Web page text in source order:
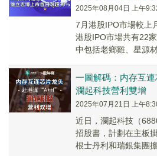
2025年08月04日 上午
7月港股IPO市場較上
港股IPO市場共有22
中包括老鄉雞、星源
一圖解碼：内存互連
瀾起科技營利雙增
2025年07月21日 上午
近日，瀾起科技（
招股書，計劃在主板
根士丹利和瑞銀集團